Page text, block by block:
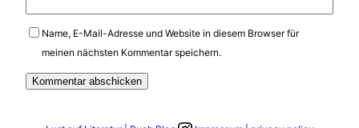
Name, E-Mail-Adresse und Website in diesem Browser für
meinen nächsten Kommentar speichern.